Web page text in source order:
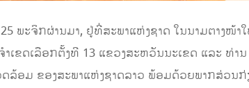
ພະຈິກຜ່ານມາ, ຢູ່ທີ່ສະພາແຫ່ງຊາດ ໃນນາມຕາງໜ້
ຳເຂດເລືອກຕັ້ງທີ 13 ແຂວງສະຫວັນນະເຂດ ແລະ ທ່
ລ້ອມ ຂອງສະພາແຫ່ງຊາດລາວ ພ້ອມດ້ວຍພາກສ່ວນກ່